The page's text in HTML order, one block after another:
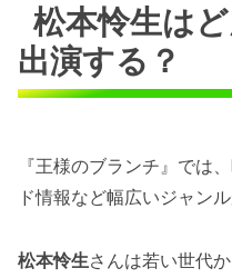
松本怜生は
出演する？
『王様のブランチ』では
ド情報など幅広いジャン
松本怜生さんは若い世代